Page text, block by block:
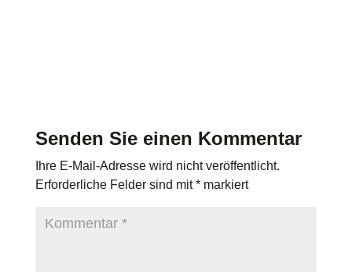
Senden Sie einen Kommentar
Ihre E-Mail-Adresse wird nicht veröffentlicht.
Erforderliche Felder sind mit*markiert